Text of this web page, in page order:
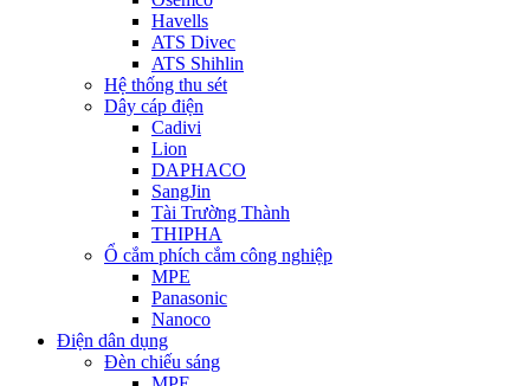
Havells
ATS Divec
ATS Shihlin
Hệ thống thu sét
Dây cáp điện
Cadivi
Lion
DAPHACO
SangJin
Tài Trường Thành
THIPHA
Ổ cắm phích cắm công nghiệp
MPE
Panasonic
Nanoco
Điện dân dụng
Đèn chiếu sáng